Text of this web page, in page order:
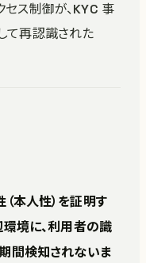
ス制御が、KYC 事
て再認識された
（本人性）を証明す
環境に、利用者の識
間検知されないま